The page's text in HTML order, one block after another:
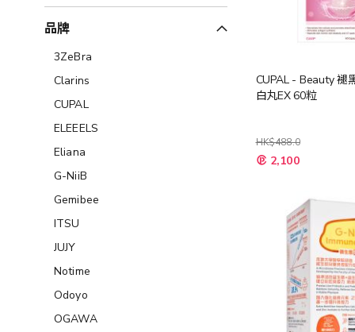
CUPAL - Beauty 褪
白丸EX 60粒
HK$488.0
特
殊 2,100
品牌
3ZeBra
Clarins
CUPAL
ELEEELS
Eliana
G-NiiB
Gemibee
ITSU
JUJY
Notime
Odoyo
OGAWA